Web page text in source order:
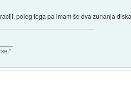
poleg tega pa imam še dva zunanja diska